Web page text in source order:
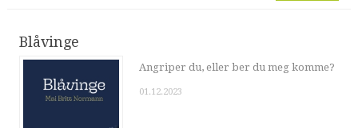
Blåvinge
Angriper du, eller ber du meg komme?
01.12.2023